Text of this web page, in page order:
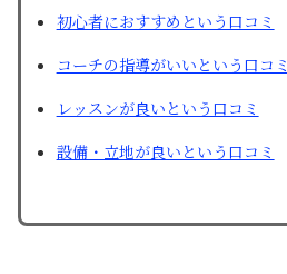
初心者におすすめという口コミ
コーチの指導がいいという口コミ
レッスンが良いという口コミ
設備・立地が良いという口コミ